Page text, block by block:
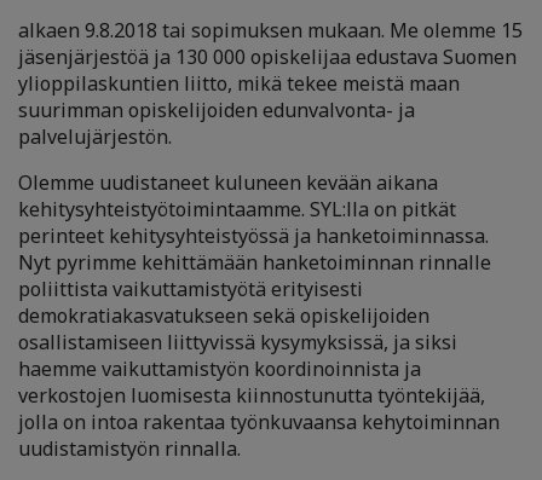
alkaen 9.8.2018 tai sopimuksen mukaan. Me olemme 15
jäsenjärjestöä ja 130 000 opiskelijaa edustava Suomen
ylioppilaskuntien liitto, mikä tekee meistä maan
suurimman opiskelijoiden edunvalvonta- ja
palvelujärjestön.
Olemme uudistaneet kuluneen kevään aikana
kehitysyhteistyötoimintaamme. SYL:lla on pitkät
perinteet kehitysyhteistyössä ja hanketoiminnassa.
Nyt pyrimme kehittämään hanketoiminnan rinnalle
poliittista vaikuttamistyötä erityisesti
demokratiakasvatukseen sekä opiskelijoiden
osallistamiseen liittyvissä kysymyksissä, ja siksi
haemme vaikuttamistyön koordinoinnista ja
verkostojen luomisesta kiinnostunutta työntekijää,
jolla on intoa rakentaa työnkuvaansa kehytoiminnan
uudistamistyön rinnalla.